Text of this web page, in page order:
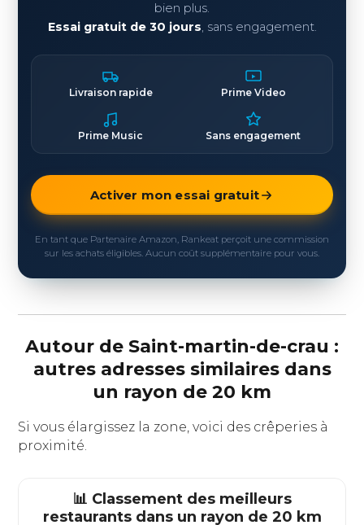
bien plus.
Essai gratuit de 30 jours, sans engagement.
Livraison rapide Prime Video
Prime Music Sans engagement
Activer mon essai gratuit
En tant que Partenaire Amazon, Rankeat perçoit une commission
sur les achats éligibles. Aucun coût supplémentaire pour vous.
Autour de Saint-martin-de-crau :
autres adresses similaires dans
un rayon de 20 km
Si vous élargissez la zone, voici des crêperies à
proximité.
📊 Classement des meilleurs
restaurants dans un rayon de 20 km